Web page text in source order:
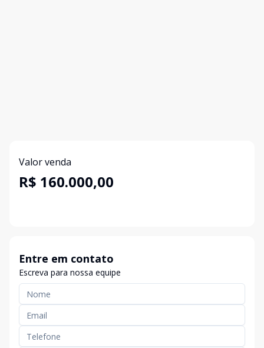
Valor venda
R$ 160.000,00
Entre em contato
Escreva para nossa equipe